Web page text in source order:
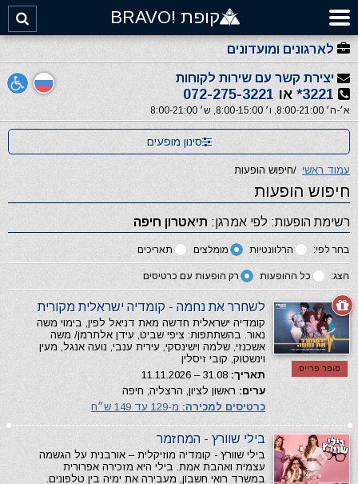
קופת !BRAVO
לארגונים ומועדונים
יצירת קשר עם שירות לקוחות
3221* או 072-275-3221
א׳-ה׳ 8:00-21:00, ו׳ 8:00-15:00, ש׳ 8:00-21:00
סינון מופעים
עמוד ראשי /חיפוש הופעות
חיפוש הופעות
רשימת הופעות: לפי אמרגן: תיאטרון חיפה
בחר לפי: הרלוונטיות מומלצים תאריכים
הצג: כל ההופעות רק הופעות עם כרטיסים
סופר פרייס
לשחרר את נחמה - קומדיה ישראלית מקורית
קומדיה ישראלית חדשה מאת דניאל לפין, בימוי משה
נאור. בהשתתפות: ציפי שביט, עידן אלתרמן/ משה
אשכנזי, שלמה וישינסקי, עירית ענבי, נועה אנגל, מעין
וינשטוק, קובי זיסלין
תאריך:
ערים: ראשון לציון, הרצליה, חיפה
כרטיסים למכירה: מ-129 עד 149 ש״ח
בילי שוורץ - המחזמר
בילי שוורץ - קומדיה מוזיקלית – אורבנית על הגשמה
עצמית ואהבת אמת. בילי היא מזכירה אפרורית
במשרד רואי חשבון, מעבירה את ימיה בין טלפונים.